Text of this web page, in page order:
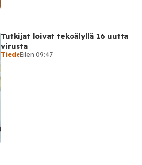
Tutkijat loivat tekoälyllä 16 uutta
virusta
TiedeEilen 09:47